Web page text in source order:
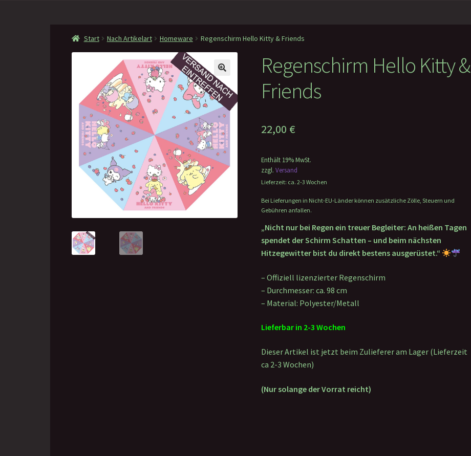
Start Nach Artikelart Homeware Regenschirm Hello Kitty & Friends
Regenschirm Hello Kitty &
Friends
22,00 €
Enthält 19% MwSt.
zzgl.Versand
Lieferzeit: ca. 2-3 Wochen
Bei Lieferungen in Nicht-EU-Länder können zusätzliche Zölle, Steuern und
Gebühren anfallen.
„Nicht nur bei Regen ein treuer Begleiter: An heißen Tagen
spendet der Schirm Schatten – und beim nächsten
Hitzegewitter bist du direkt bestens ausgerüstet.“
– Offiziell lizenzierter Regenschirm
– Durchmesser: ca. 98 cm
– Material: Polyester/Metall
Lieferbar in 2-3 Wochen
Dieser Artikel ist jetzt beim Zulieferer am Lager (Lieferzeit
ca 2-3 Wochen)
(Nur solange der Vorrat reicht)